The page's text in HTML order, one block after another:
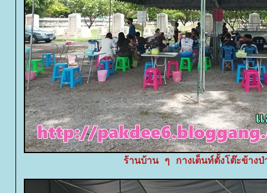
ร้านบ้าน ๆ กางเต็นท์ตั้งโต๊ะข้างป่